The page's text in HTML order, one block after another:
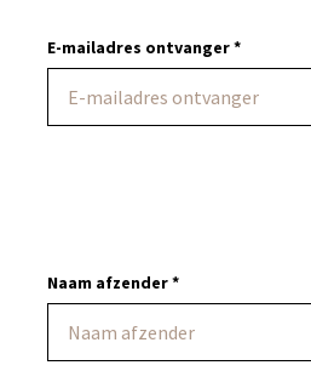
E-mailadres ontvanger *
Naam afzender *